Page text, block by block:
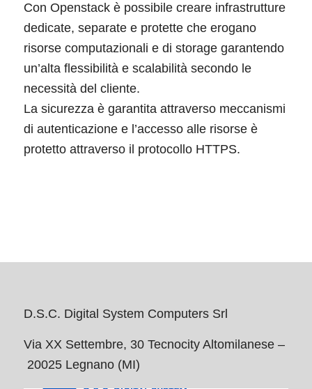
Con Openstack è possibile creare infrastrutture
dedicate, separate e protette che erogano
risorse computazionali e di storage garantendo
un’alta flessibilità e scalabilità secondo le
necessità del cliente.
La sicurezza è garantita attraverso meccanismi
di autenticazione e l’accesso alle risorse è
protetto attraverso il protocollo HTTPS.
D.S.C. Digital System Computers Srl
Via XX Settembre, 30 Tecnocity Altomilanese –
20025 Legnano (MI)